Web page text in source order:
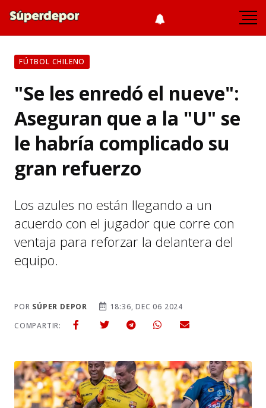
FÚTBOL CHILENO
"Se les enredó el nueve":
Aseguran que a la "U" se
le habría complicado su
gran refuerzo
Los azules no están llegando a un
acuerdo con el jugador que corre con
ventaja para reforzar la delantera del
equipo.
POR SÚPER DEPOR
18:36, DEC 06 2024
COMPARTIR: